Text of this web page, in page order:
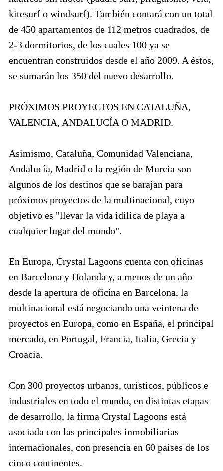
kitesurf o windsurf). También contará con un total
de 450 apartamentos de 112 metros cuadrados, de
2-3 dormitorios, de los cuales 100 ya se
encuentran construidos desde el año 2009. A éstos,
se sumarán los 350 del nuevo desarrollo.
PRÓXIMOS PROYECTOS EN CATALUÑA,
VALENCIA, ANDALUCÍA O MADRID.
Asimismo, Cataluña, Comunidad Valenciana,
Andalucía, Madrid o la región de Murcia son
algunos de los destinos que se barajan para
próximos proyectos de la multinacional, cuyo
objetivo es "llevar la vida idílica de playa a
cualquier lugar del mundo".
En Europa, Crystal Lagoons cuenta con oficinas
en Barcelona y Holanda y, a menos de un año
desde la apertura de oficina en Barcelona, la
multinacional está negociando una veintena de
proyectos en Europa, como en España, el principal
mercado, en Portugal, Francia, Italia, Grecia y
Croacia.
Con 300 proyectos urbanos, turísticos, públicos e
industriales en todo el mundo, en distintas etapas
de desarrollo, la firma Crystal Lagoons está
asociada con las principales inmobiliarias
internacionales, con presencia en 60 países de los
cinco continentes.